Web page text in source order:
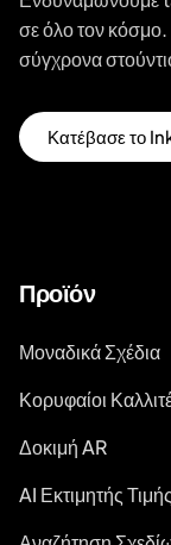
σε όλο τον
σύγχρονα
Κατέβασε το
Προϊόν
Μοναδικά Σχέδια
Κορυφαίοι
Δοκιμή AR
AI Εκτιμητής Τιμής